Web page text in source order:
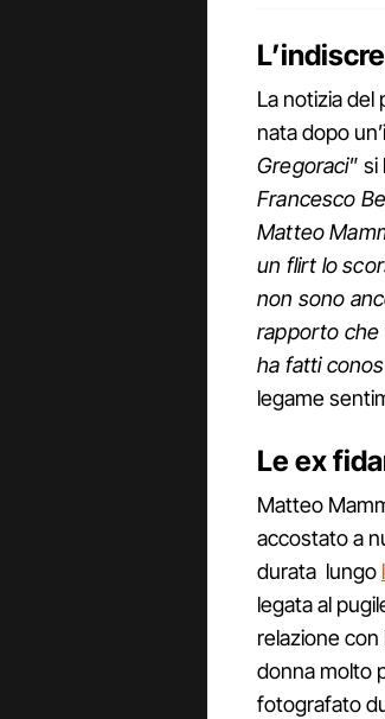
La notizia del
nata dopo
Gregoraci” si
Francesco
Matteo
un flirt lo
non sono
rapporto che
ha fatti
legame
Le ex
Matteo
accostato a
durata lungo
legata al
relazione con
donna molto
fotografato